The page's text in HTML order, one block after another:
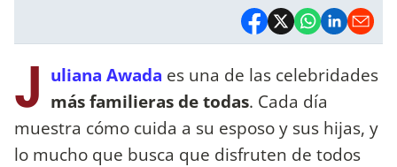
J uliana Awada es una de las celebridades
más familieras de todas. Cada día
muestra cómo cuida a su esposo y sus hijas, y
lo mucho que busca que disfruten de todos